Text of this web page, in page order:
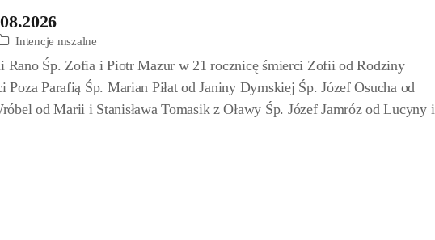
Intencje mszalne
Rano Śp. Zofia i Piotr Mazur w 21 rocznicę śmierci Zofii od Rodziny
Parafią Śp. Marian Piłat od Janiny Dymskiej Śp. Józef Osucha od
od Marii i Stanisława Tomasik z Oławy Śp. Józef Jamróz od Lucyny i